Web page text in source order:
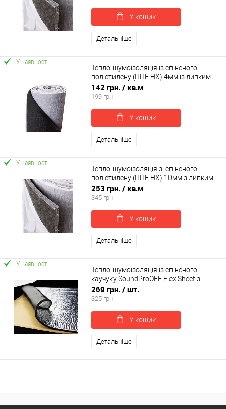
У кошик
Детальніше
У наявності
Тепло-шумоізоляція із спіненого
поліетилену (ППЕ НХ) 4мм із липким
шаром
142 грн. / кв.м
199 грн.
У кошик
Детальніше
У наявності
Тепло-шумоізоляція зі спіненого
поліетилену (ППЕ НХ) 10мм з липким
шаром
253 грн. / кв.м
345 грн.
У кошик
Детальніше
У наявності
Тепло-шумоізоляція із спіненого
каучуку SoundProOFF Flex Sheet з
фольгою 10мм лист 80x50см
269 грн. / шт.
325 грн.
У кошик
Детальніше